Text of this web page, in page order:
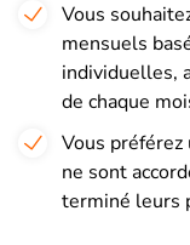
Vous
mensuels
individuelles,
de chaque
Vous
ne sont
terminé leurs